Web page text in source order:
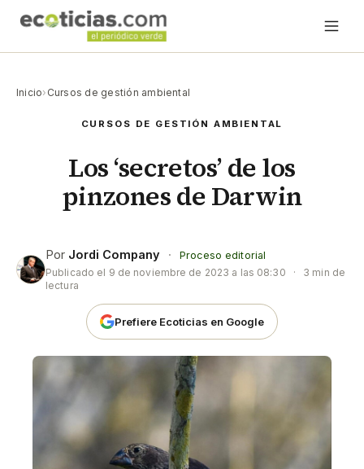
Inicio› Cursos de gestión ambiental
CURSOS DE GESTIÓN AMBIENTAL
Los ‘secretos’ de los
pinzones de Darwin
Por Jordi Company ·
Proceso editorial
Publicado el 9 de noviembre de 2023 a las 08:30 ·
3 min de
lectura
Prefiere Ecoticias en Google